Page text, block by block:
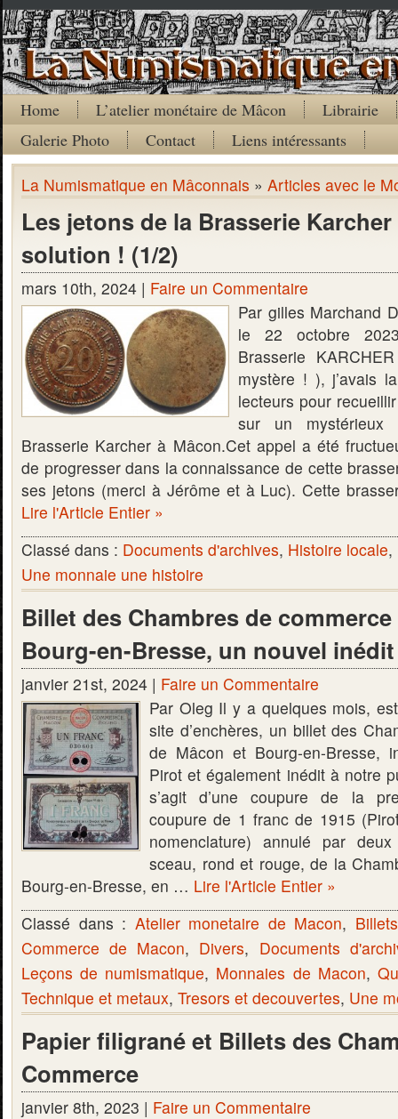
Home L’atelier monétaire de Mâcon
Librairie
Galerie Photo
Contact Liens intéressants
La Numismatique en Mâconnais » Articles avec le
Les jetons de la Brasserie
solution ! (1/2)
mars 10th, 2024 | Faire un Commentaire
Par gilles Marchand
le 22 octobre
Brasserie
mystère ! ), j’avais
lecteurs pour
sur un
Brasserie Karcher à Mâcon.Cet appel a été
de progresser dans la connaissance de cette
ses jetons (merci à Jérôme et à Luc). Cette
Lire l'Article Entier »
Classé dans : Documents d'archives, Histoire locale,
Une monnaie une histoire
Billet des Chambres de
Bourg-en-Bresse, un nouvel
janvier 21st, 2024 | Faire un Commentaire
Par Oleg Il y a quelques mois,
site d’enchères, un billet des
de Mâcon et Bourg-en-Bresse,
Pirot et également inédit à notre
s’agit d’une coupure de la
coupure de 1 franc de 1915
nomenclature) annulé par
sceau, rond et rouge, de la
Bourg-en-Bresse, en … Lire l'Article Entier »
Classé dans : Atelier monetaire de Macon,
Commerce de Macon, Divers, Documents
Leçons de numismatique, Monnaies de Macon,
Technique et metaux, Tresors et decouvertes, Une
Papier filigrané et Billets des
Commerce
janvier 8th, 2023 | Faire un Commentaire